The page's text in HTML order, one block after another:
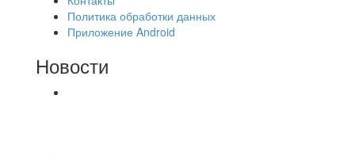
Политика обработки данных
Приложение Android
Новости